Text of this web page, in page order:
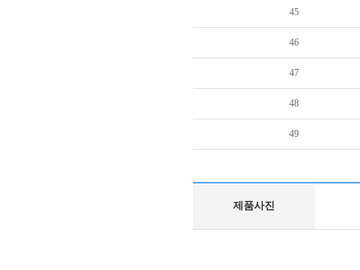
45
46
47
48
49
제품사진